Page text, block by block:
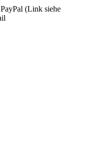
(Link siehe